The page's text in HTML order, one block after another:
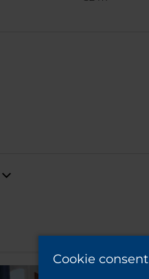
Cookie consent